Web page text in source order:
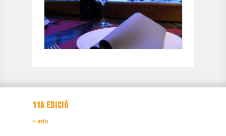
11A EDICIÓ
+ info